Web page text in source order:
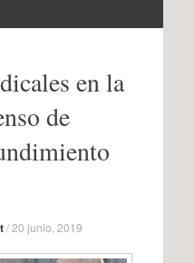
en la
de
/20 junio, 2019